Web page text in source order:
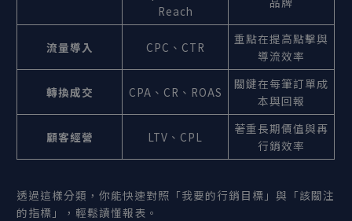
Reach
流量導入 CPC、CTR
重點在提高點擊與
導流效率
轉換成交 CPA、CR、ROAS
關鍵在每筆訂單成
本與回報
顧客經營 LTV、CPL
著重長期價值與再
行銷效率
透過這樣分類，你能快速對照「我要的行銷目標」與「該關注
的指標」，輕鬆讀懂報表。